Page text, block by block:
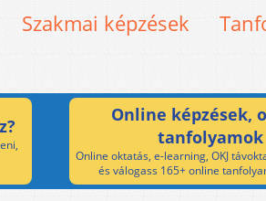
Szakmai képzések
Online képzések,
tanfolyamok
Online oktatás, e-learning, OKJ
és válogass 165+ online